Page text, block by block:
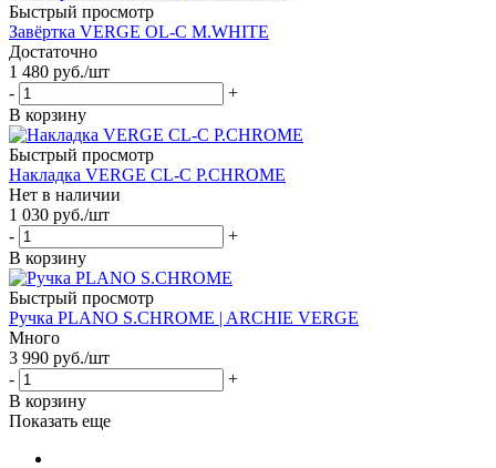
Быстрый просмотр
Завёртка VERGE OL-C M.WHITE
Достаточно
1 480 руб./шт
-
+
В корзину
Быстрый просмотр
Накладка VERGE CL-C P.CHROME
Нет в наличии
1 030 руб./шт
-
+
В корзину
Быстрый просмотр
Ручка PLANO S.CHROME | ARCHIE VERGE
Много
3 990 руб./шт
-
+
В корзину
Показать еще